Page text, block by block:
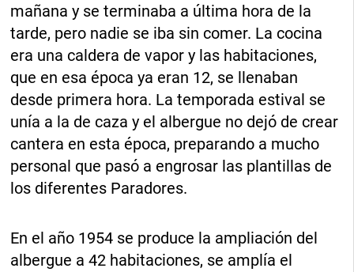
mañana y se terminaba a última hora de la
tarde, pero nadie se iba sin comer. La cocina
era una caldera de vapor y las habitaciones,
que en esa época ya eran 12, se llenaban
desde primera hora. La temporada estival se
unía a la de caza y el albergue no dejó de crear
cantera en esta época, preparando a mucho
personal que pasó a engrosar las plantillas de
los diferentes Paradores.
En el año 1954 se produce la ampliación del
albergue a 42 habitaciones, se amplía el